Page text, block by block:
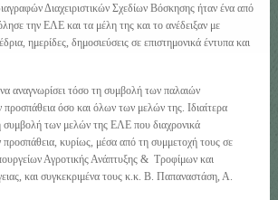
Διαχειριστικών Σχεδίων Βόσκησης ήταν ένα από
την ΕΛΕ και τα μέλη της και το ανέδειξαν με
ημερίδες, δημοσιεύσεις σε επιστημονικά έντυπα και
αναγνωρίσει τόσο τη συμβολή των παλαιών
όσο και όλων των μελών της. Ιδιαίτερα
συμβολή των μελών της ΕΛΕ που διαχρονικά
κυρίως, μέσα από τη συμμετοχή τους σε
Αγροτικής Ανάπτυξης & Τροφίμων και
και συγκεκριμένα τους κ.κ. Β. Παπαναστάση, Α.